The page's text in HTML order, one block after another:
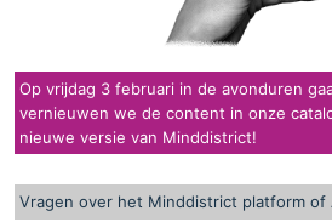
Op vrijdag 3 februari in de avonduren
vernieuwen we de content in onze
nieuwe versie van Minddistrict!
Vragen over het Minddistrict platform of